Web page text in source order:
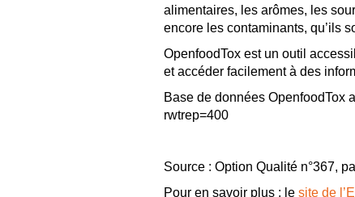
alimentaires, les arômes, les
encore les contaminants, qu’ils
OpenfoodTox est un outil
et accéder facilement à des
Base de données OpenfoodTox
rwtrep=400
Source : Option Qualité n°367,
Pour en savoir plus : le site de